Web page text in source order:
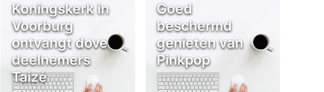
Koningskerk in
Voorburg
ontvangt dove
deelnemers
Taizé
Goed
beschermd
genieten van
Pinkpop